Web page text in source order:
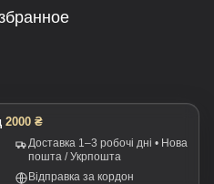
2000 ₴
Доставка 1–3 робочі дні • Нова
пошта / Укрпошта
Відправка за кордон